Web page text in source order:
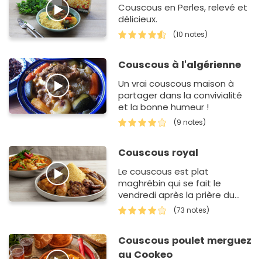
Couscous en Perles, relevé et
délicieux.
(10 notes)
Couscous à l'algérienne
Un vrai couscous maison à
partager dans la convivialité
et la bonne humeur !
(9 notes)
Couscous royal
Le couscous est plat
maghrébin qui se fait le
vendredi après la prière du
vendredi ou dans des grandes
fêtes.
(73 notes)
Couscous poulet merguez
au Cookeo